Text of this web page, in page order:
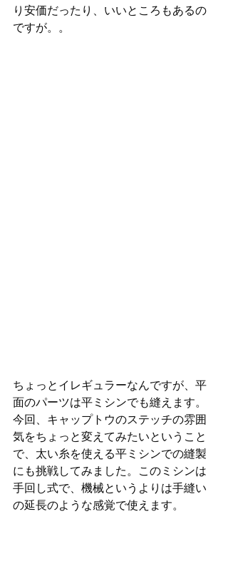
り安価だったり、いいところもあるの
ですが。。
ちょっとイレギュラーなんですが、平
面のパーツは平ミシンでも縫えます。
今回、キャップトウのステッチの雰囲
気をちょっと変えてみたいということ
で、太い糸を使える平ミシンでの縫製
にも挑戦してみました。このミシンは
手回し式で、機械というよりは手縫い
の延長のような感覚で使えます。